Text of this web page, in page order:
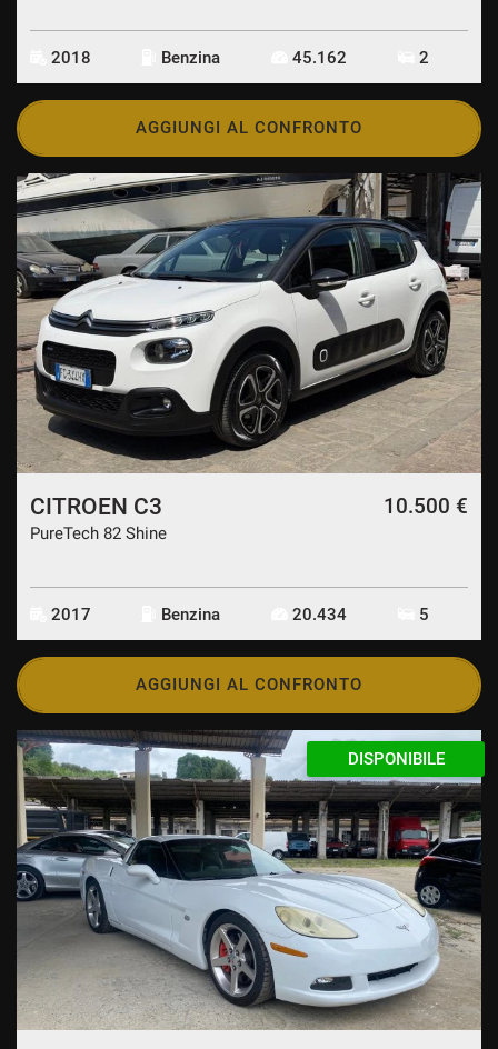
2018 Benzina 45.162 2
AGGIUNGI AL CONFRONTO
CITROEN C3
PureTech 82 Shine
10.500 €
2017 Benzina 20.434 5
AGGIUNGI AL CONFRONTO
DISPONIBILE